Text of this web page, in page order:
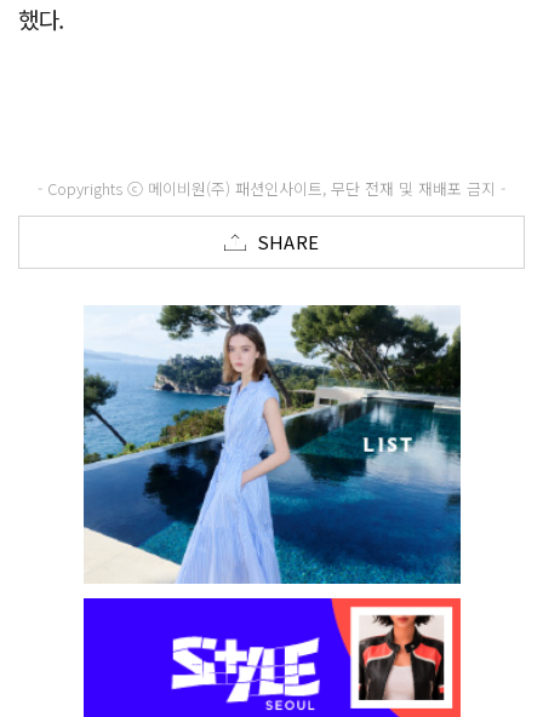
했다.
- Copyrights ⓒ 메이비원(주) 패션인사이트, 무단 전재 및 재배포 금지 -
SHARE